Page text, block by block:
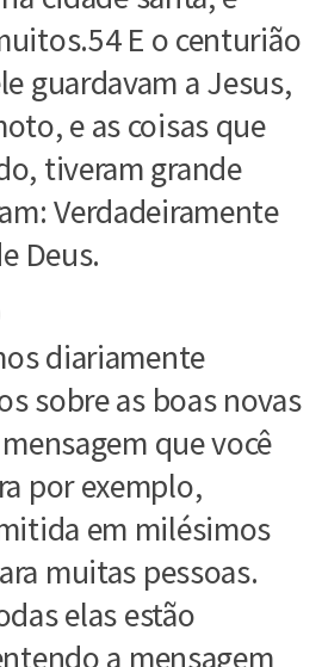
E o centurião
guardavam a Jesus,
e as coisas que
tiveram grande
Verdadeiramente
Deus.
diariamente
sobre as boas novas
que você
por exemplo,
em milésimos
muitas pessoas.
elas estão
a mensagem